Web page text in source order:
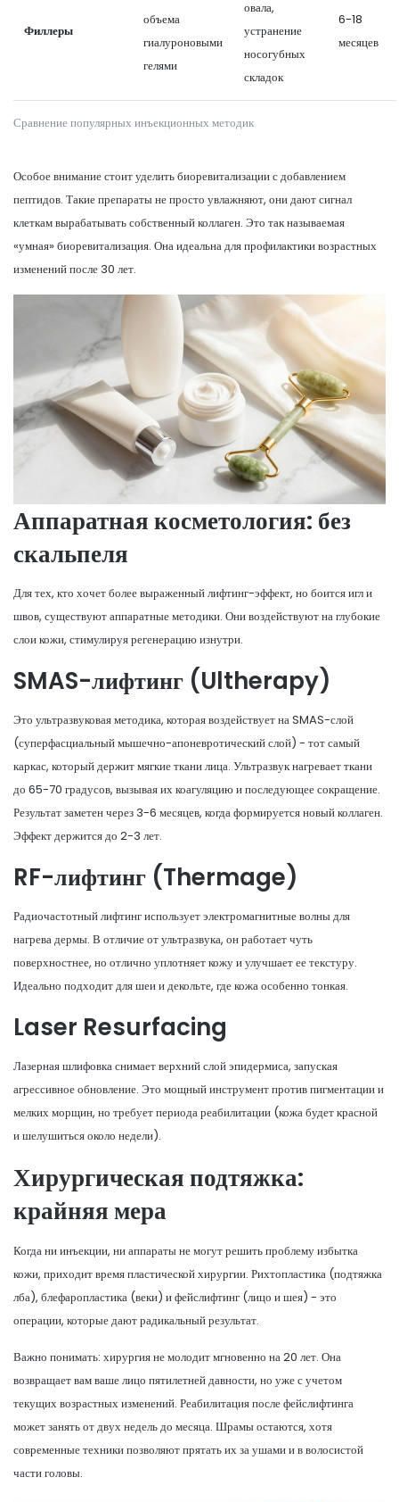
Сравнение популярных инъекционных методик
Филлеры
объема
гиалуроновыми
гелями
овала,
устранение
носогубных
складок
6-18
месяцев
Особое внимание стоит уделить биоревитализации с добавлением
пептидов. Такие препараты не просто увлажняют, они дают сигнал
клеткам вырабатывать собственный коллаген. Это так называемая
«умная» биоревитализация. Она идеальна для профилактики возрастных
изменений после 30 лет.
Аппаратная косметология: без
скальпеля
Для тех, кто хочет более выраженный лифтинг-эффект, но боится игл и
швов, существуют аппаратные методики. Они воздействуют на глубокие
слои кожи, стимулируя регенерацию изнутри.
SMAS-лифтинг (Ultherapy)
Это ультразвуковая методика, которая воздействует на SMAS-слой
(суперфасциальный мышечно-апоневротический слой) - тот самый
каркас, который держит мягкие ткани лица. Ультразвук нагревает ткани
до 65-70 градусов, вызывая их коагуляцию и последующее сокращение.
Результат заметен через 3-6 месяцев, когда формируется новый коллаген.
Эффект держится до 2-3 лет.
RF-лифтинг (Thermage)
Радиочастотный лифтинг использует электромагнитные волны для
нагрева дермы. В отличие от ультразвука, он работает чуть
поверхностнее, но отлично уплотняет кожу и улучшает ее текстуру.
Идеально подходит для шеи и декольте, где кожа особенно тонкая.
Laser Resurfacing
Лазерная шлифовка снимает верхний слой эпидермиса, запуская
агрессивное обновление. Это мощный инструмент против пигментации и
мелких морщин, но требует периода реабилитации (кожа будет красной
и шелушиться около недели).
Хирургическая подтяжка:
крайняя мера
Когда ни инъекции, ни аппараты не могут решить проблему избытка
кожи, приходит время пластической хирургии. Рихтопластика (подтяжка
лба), блефаропластика (веки) и фейслифтинг (лицо и шея) - это
операции, которые дают радикальный результат.
Важно понимать: хирургия не молодит мгновенно на 20 лет. Она
возвращает вам ваше лицо пятилетней давности, но уже с учетом
текущих возрастных изменений. Реабилитация после фейслифтинга
может занять от двух недель до месяца. Шрамы остаются, хотя
современные техники позволяют прятать их за ушами и в волосистой
части головы.